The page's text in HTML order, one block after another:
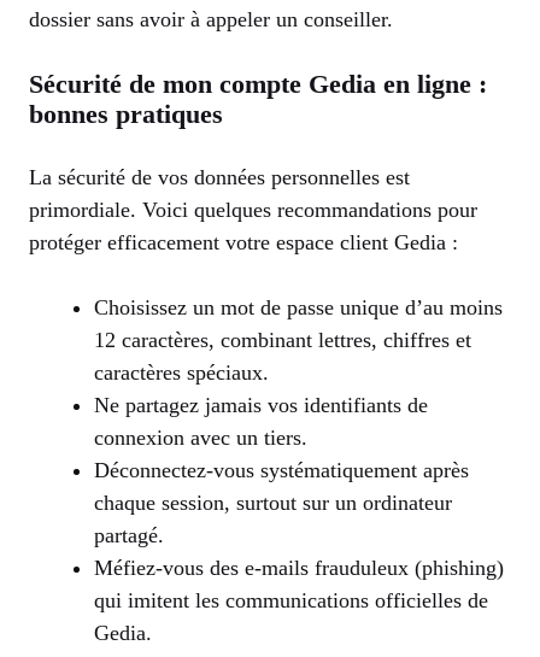
dossier sans avoir à appeler un conseiller.
Sécurité de mon compte Gedia en ligne :
bonnes pratiques
La sécurité de vos données personnelles est
primordiale. Voici quelques recommandations pour
protéger efficacement votre espace client Gedia :
Choisissez un mot de passe unique d’au moins
12 caractères, combinant lettres, chiffres et
caractères spéciaux.
Ne partagez jamais vos identifiants de
connexion avec un tiers.
Déconnectez-vous systématiquement après
chaque session, surtout sur un ordinateur
partagé.
Méfiez-vous des e-mails frauduleux (phishing)
qui imitent les communications officielles de
Gedia.